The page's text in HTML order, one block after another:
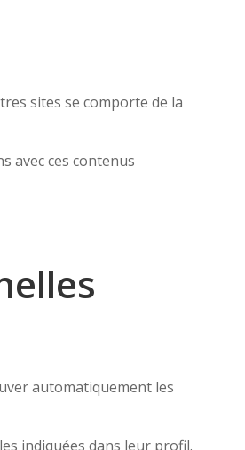
sites se comporte de la
avec ces contenus
automatiquement les
indiquées dans leur profil.